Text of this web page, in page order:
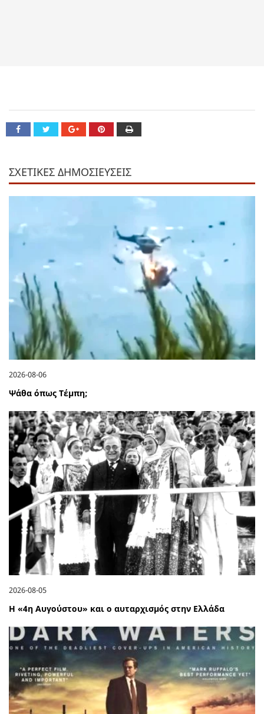
ΣΧΕΤΙΚΕΣ ΔΗΜΟΣΙΕΥΣΕΙΣ
2026-08-06
Ψάθα όπως Τέμπη;
2026-08-05
Η «4η Αυγούστου» και ο αυταρχισμός στην Ελλάδα